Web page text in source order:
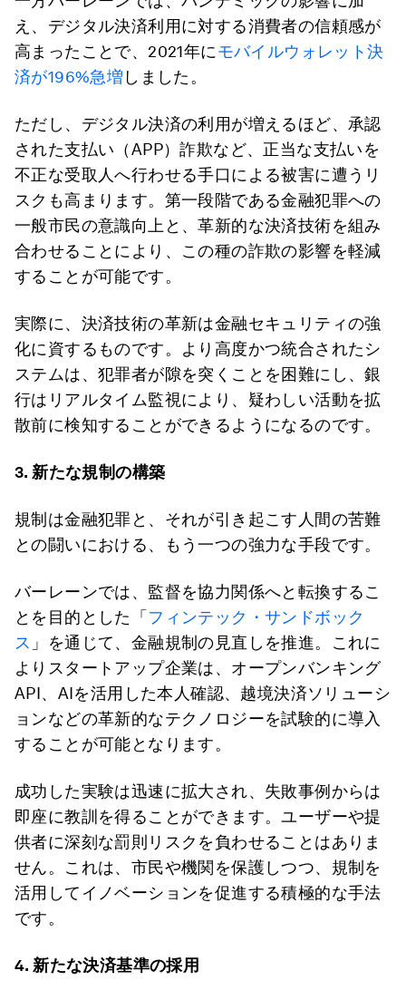
え、デジタル決済利用に対する消費者の信頼感が
高まったことで、2021年にモバイルウォレット決
済が196%急増 しました。
ただし、デジタル決済の利用が増えるほど、承認
された支払い（APP）詐欺など、正当な支払いを
不正な受取人へ行わせる手口による被害に遭うリ
スクも高まります。第一段階である金融犯罪への
一般市民の意識向上と、革新的な決済技術を組み
合わせることにより、この種の詐欺の影響を軽減
することが可能です。
実際に、決済技術の革新は金融セキュリティの強
化に資するものです。より高度かつ統合されたシ
ステムは、犯罪者が隙を突くことを困難にし、銀
行はリアルタイム監視により、疑わしい活動を拡
散前に検知することができるようになるのです。
3. 新たな規制の構築
規制は金融犯罪と、それが引き起こす人間の苦難
との闘いにおける、もう一つの強力な手段です。
バーレーンでは、監督を協力関係へと転換するこ
とを目的とした「 フィンテック・サンドボック
ス 」を通じて、金融規制の見直しを推進。これに
よりスタートアップ企業は、オープンバンキング
API、AIを活用した本人確認、越境決済ソリューシ
ョンなどの革新的なテクノロジーを試験的に導入
することが可能となります。
成功した実験は迅速に拡大され、失敗事例からは
即座に教訓を得ることができます。ユーザーや提
供者に深刻な罰則リスクを負わせることはありま
せん。これは、市民や機関を保護しつつ、規制を
活用してイノベーションを促進する積極的な手法
です。
4. 新たな決済基準の採用